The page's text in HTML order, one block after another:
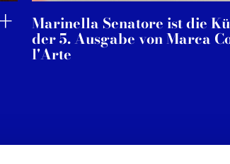
Marinella Senatore ist die
der 5. Ausgabe von Marca
l'Arte